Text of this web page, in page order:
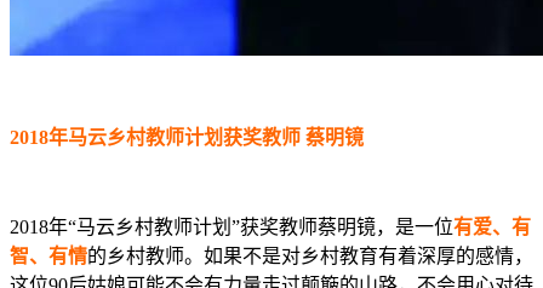
2018年马云乡村教师计划获奖教师 蔡明镜
2018年“马云乡村教师计划”获奖教师蔡明镜，是一位有爱、有
智、有情的乡村教师。如果不是对乡村教育有着深厚的感情，